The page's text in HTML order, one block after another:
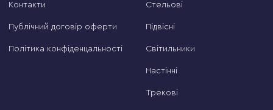
Контакти
Публічний договір оферти
Політика конфіденцальності
Стельові
Підвісні
Світильники
Настінні
Трекові